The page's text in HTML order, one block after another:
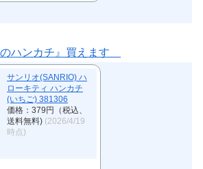
ハンカチ』買えます
サンリオ(SANRIO) ハ
ローキティ ハンカチ
(いちご) 381306
価格：379円（税込、
送料無料) (2026/4/19
時点)